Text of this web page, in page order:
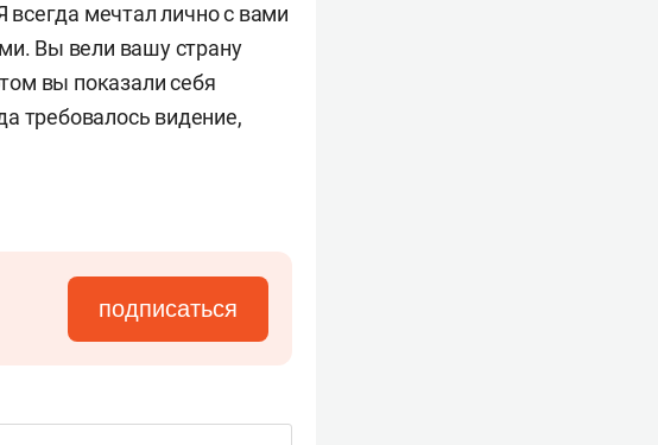
всегда мечтал лично с вами
Вы вели вашу страну
вы показали себя
требовалось видение,
подписаться